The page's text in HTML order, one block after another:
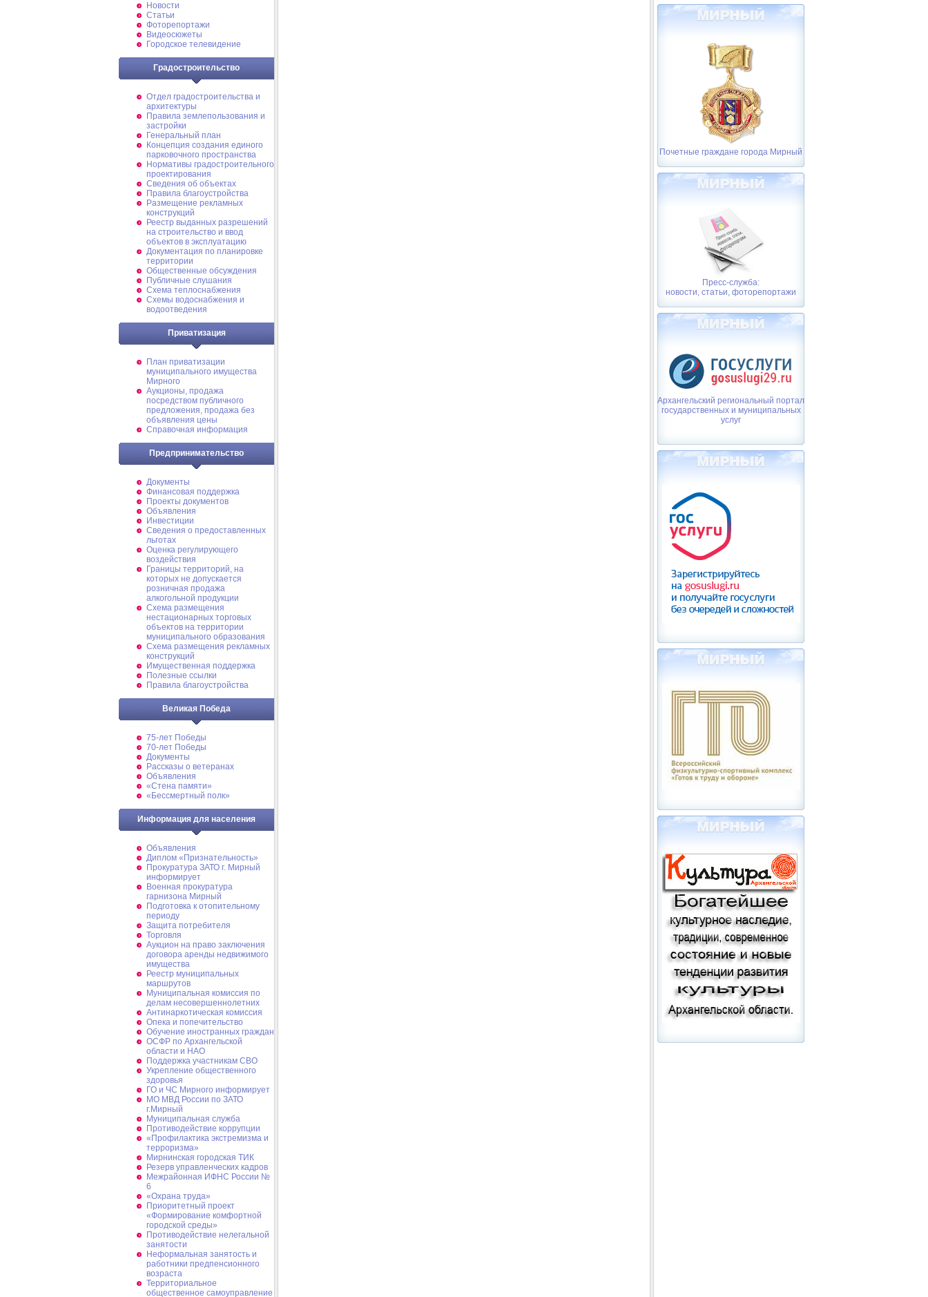
Новости
Статьи
Фоторепортажи
Видеосюжеты
Городское телевидение
Градостроительство
Отдел градостроительства и
архитектуры
Правила землепользования и
застройки
Генеральный план
Концепция создания единого
парковочного пространства
Нормативы градостроительного
проектирования
Сведения об объектах
Правила благоустройства
Размещение рекламных
конструкций
Реестр выданных разрешений
на строительство и ввод
объектов в эксплуатацию
Документация по планировке
территории
Общественные обсуждения
Публичные слушания
Схема теплоснабжения
Схемы водоснабжения и
водоотведения
Приватизация
План приватизации
муниципального имущества
Мирного
Аукционы, продажа
посредством публичного
предложения, продажа без
объявления цены
Справочная информация
Предпринимательство
Документы
Финансовая поддержка
Проекты документов
Объявления
Инвестиции
Сведения о предоставленных
льготах
Оценка регулирующего
воздействия
Границы территорий, на
которых не допускается
розничная продажа
алкогольной продукции
Схема размещения
нестационарных торговых
объектов на территории
муниципального образования
Схема размещения рекламных
конструкций
Имущественная поддержка
Полезные ссылки
Правила благоустройства
Великая Победа
75-лет Победы
70-лет Победы
Документы
Рассказы о ветеранах
Объявления
«Стена памяти»
«Бессмертный полк»
Информация для населения
Объявления
Диплом «Признательность»
Прокуратура ЗАТО г. Мирный
информирует
Военная прокуратура
гарнизона Мирный
Подготовка к отопительному
периоду
Защита потребителя
Торговля
Аукцион на право заключения
договора аренды недвижимого
имущества
Реестр муниципальных
маршрутов
Муниципальная комиссия по
делам несовершеннолетних
Антинаркотическая комиссия
Опека и попечительство
Обучение иностранных граждан
ОСФР по Архангельской
области и НАО
Поддержка участникам СВО
Укрепление общественного
здоровья
ГО и ЧС Мирного информирует
МО МВД России по ЗАТО
г.Мирный
Муниципальная cлужба
Противодействие коррупции
«Профилактика экстремизма и
терроризма»
Мирнинская городская ТИК
Резерв управленческих кадров
Межрайонная ИФНС России №
6
«Охрана труда»
Приоритетный проект
«Формирование комфортной
городской среды»
Противодействие нелегальной
занятости
Неформальная занятость и
работники предпенсионного
возраста
Территориальное
общественное самоуправление
Почетные граждане города Мирный
Пресс-служба:
новости, статьи, фоторепортажи
Архангельский региональный портал
государственных и муниципальных
услуг